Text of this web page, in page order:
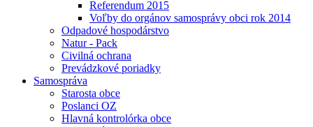
Referendum 2015
Voľby do orgánov samosprávy obci rok 2014
Odpadové hospodárstvo
Natur - Pack
Civilná ochrana
Prevádzkové poriadky
Samospráva
Starosta obce
Poslanci OZ
Hlavná kontrolórka obce